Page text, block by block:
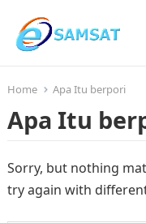
Home Apa Itu berpori
Apa Itu
Sorry, but nothing
try again with